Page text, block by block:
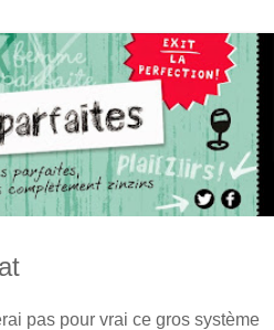
pas pour vrai ce gros système